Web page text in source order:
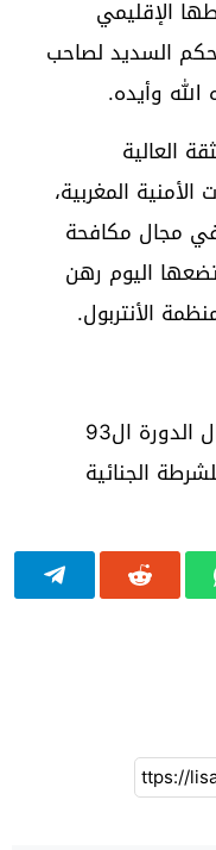
الإقليمي
السديد لصاحب
وأيده.
العالية
المغربية،
مجال مكافحة
اليوم رهن
الأنتربول.